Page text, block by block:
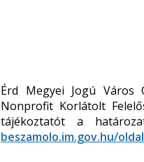
Érd Megyei Jogú Város
Nonprofit Korlátolt
tájékoztatót a
beszamolo.im.gov.hu/